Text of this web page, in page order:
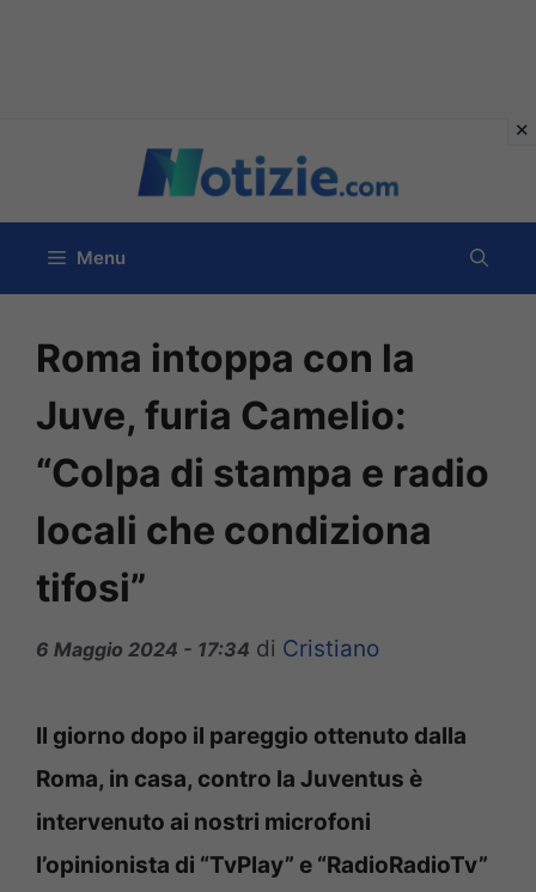
contenuto
Menu
Roma intoppa con la
Juve, furia Camelio:
“Colpa di stampa e radio
locali che condiziona
tifosi”
6 Maggio 2024 - 17:34 di Cristiano
Il giorno dopo il pareggio ottenuto dalla
Roma, in casa, contro la Juventus è
intervenuto ai nostri microfoni
l’opinionista di “TvPlay” e “RadioRadioTv”